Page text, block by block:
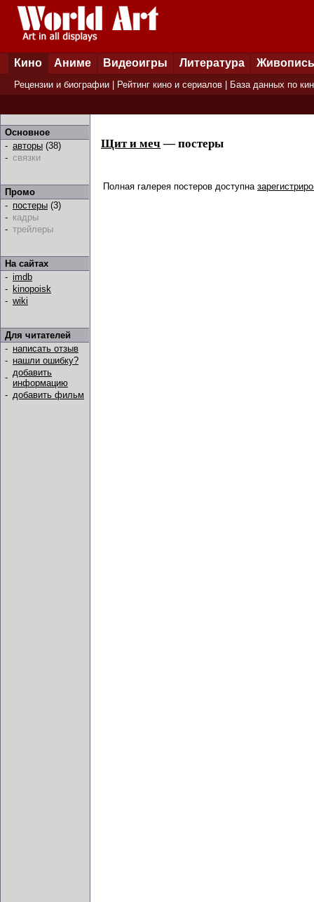
Кино Аниме Видеоигры Литература Живопись
Рецензии и биографии Рейтинг кино и сериалов База данных по
Основное
- авторы (38)
- связки
Промо
- постеры (3)
- кадры
- трейлеры
На сайтах
- imdb
- kinopoisk
- wiki
Для читателей
- написать отзыв
- нашли ошибку?
- добавить
информацию
- добавить фильм
Щит и меч — постеры
Полная галерея постеров доступна